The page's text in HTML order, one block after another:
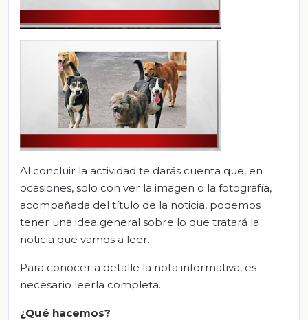
Al concluir la actividad te darás cuenta que, en
ocasiones, solo con ver la imagen o la fotografía,
acompañada del título de la noticia, podemos
tener una idea general sobre lo que tratará la
noticia que vamos a leer.
Para conocer a detalle la nota informativa, es
necesario leerla completa.
¿Qué hacemos?